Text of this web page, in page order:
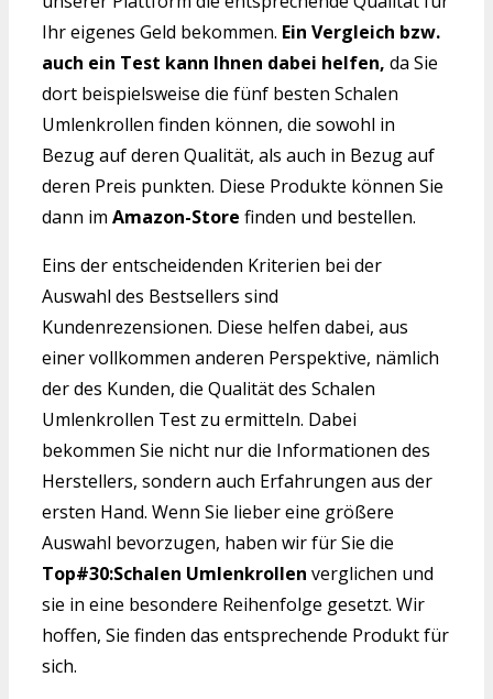
Ihr eigenes Geld bekommen. Ein Vergleich bzw.
auch ein Test kann Ihnen dabei helfen, da Sie
dort beispielsweise die fünf besten Schalen
Umlenkrollen finden können, die sowohl in
Bezug auf deren Qualität, als auch in Bezug auf
deren Preis punkten. Diese Produkte können Sie
dann im Amazon-Store finden und bestellen.
Eins der entscheidenden Kriterien bei der
Auswahl des Bestsellers sind
Kundenrezensionen. Diese helfen dabei, aus
einer vollkommen anderen Perspektive, nämlich
der des Kunden, die Qualität des Schalen
Umlenkrollen Test zu ermitteln. Dabei
bekommen Sie nicht nur die Informationen des
Herstellers, sondern auch Erfahrungen aus der
ersten Hand. Wenn Sie lieber eine größere
Auswahl bevorzugen, haben wir für Sie die
Top#30:Schalen Umlenkrollen verglichen und
sie in eine besondere Reihenfolge gesetzt. Wir
hoffen, Sie finden das entsprechende Produkt für
sich.